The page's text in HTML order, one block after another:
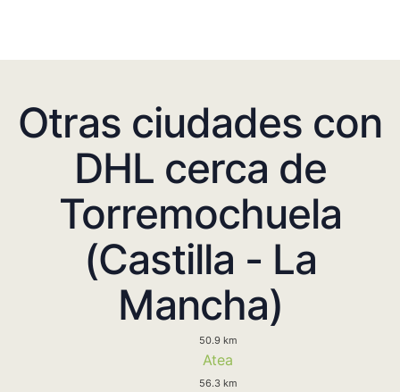
Otras ciudades con
DHL cerca de
Torremochuela
(Castilla - La
Mancha)
50.9 km
Atea
56.3 km